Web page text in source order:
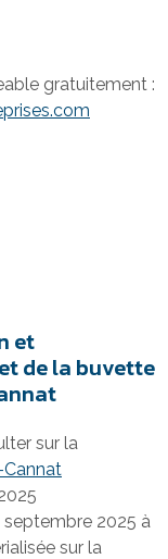
gratuitement :
et
de la buvette
sur la
Cannat
septembre 2025 à
sur la